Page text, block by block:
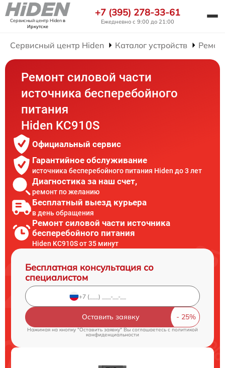
Сервисный центр Hidenв
Иркутске
+7 (395) 278-33-61
Ежедневно с 9:00 до 21:00
Сервисный центр Hiden Каталог устройств
Ремонт силовой части
источника бесперебойного
питания
Hiden KC910S
Официальный сервис
Гарантийное обслуживание
источника бесперебойного питания Hiden до 3 лет
Диагностика за наш счет,
ремонт по желанию
Бесплатный выезд курьера
в день обращения
Ремонт силовой части источника
бесперебойного питания
Hiden KC910S от 35 минут
Бесплатная консультация со
специалистом
Оставить заявку
Нажимая на кнопку "Оставить заявку" Вы соглашаетесь c политикой
конфиденциальности